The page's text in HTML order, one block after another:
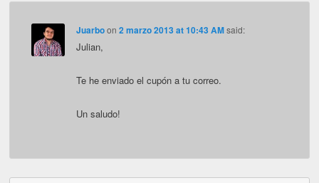
Juarboon 2 marzo 2013 at 10:43 AM said:
Julian,
Te he enviado el cupón a tu correo.
Un saludo!